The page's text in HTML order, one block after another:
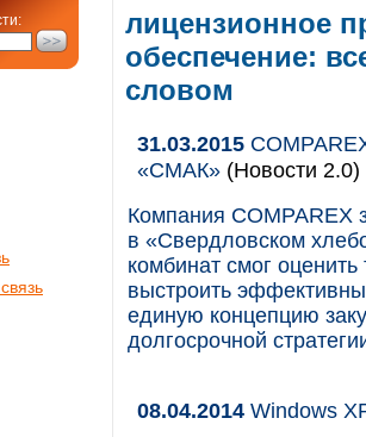
лицензионное
обеспечение:
словом
31.03.2015
«СМАК» (Новости 2.0)
Компания COMPAREX
в «Свердловском
комбинат смог
выстроить
единую концепцию
долгосрочной
08.04.2014 Windows